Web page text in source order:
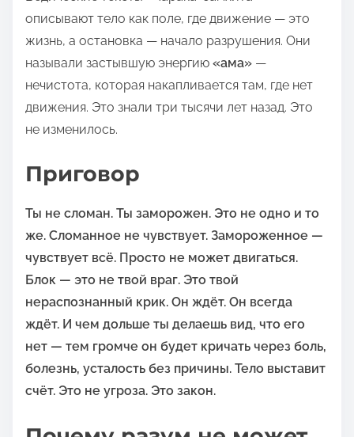
описывают тело как поле, где движение — это
жизнь, а остановка — начало разрушения. Они
называли застывшую энергию «ама» —
нечистота, которая накапливается там, где нет
движения. Это знали три тысячи лет назад. Это
не изменилось.
Приговор
Ты не сломан. Ты заморожен. Это не одно и то
же. Сломанное не чувствует. Замороженное —
чувствует всё. Просто не может двигаться.
Блок — это не твой враг. Это твой
нераспознанный крик. Он ждёт. Он всегда
ждёт. И чем дольше ты делаешь вид, что его
нет — тем громче он будет кричать через боль,
болезнь, усталость без причины. Тело выставит
счёт. Это не угроза. Это закон.